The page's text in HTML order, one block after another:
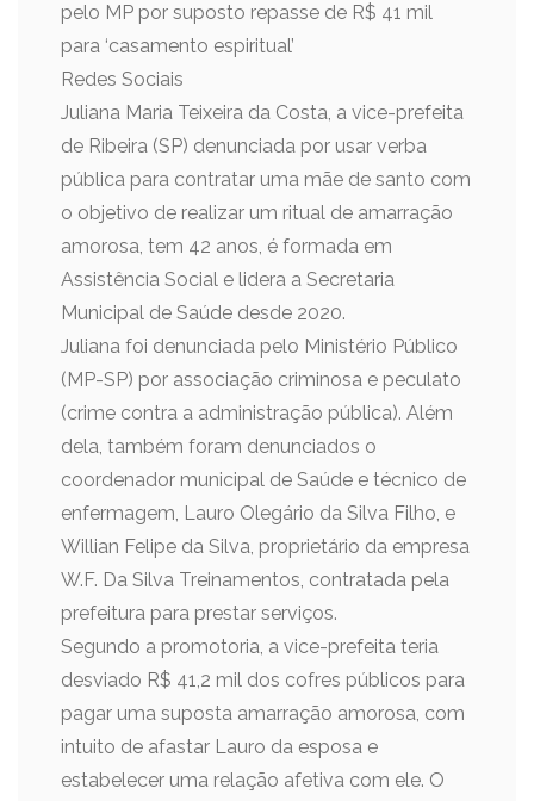
pelo MP por suposto repasse de R$ 41 mil
para ‘casamento espiritual’
Redes Sociais
Juliana Maria Teixeira da Costa, a vice-prefeita
de Ribeira (SP) denunciada por usar verba
pública para contratar uma mãe de santo com
o objetivo de realizar um ritual de amarração
amorosa, tem 42 anos, é formada em
Assistência Social e lidera a Secretaria
Municipal de Saúde desde 2020.
Juliana foi denunciada pelo Ministério Público
(MP-SP) por associação criminosa e peculato
(crime contra a administração pública). Além
dela, também foram denunciados o
coordenador municipal de Saúde e técnico de
enfermagem, Lauro Olegário da Silva Filho, e
Willian Felipe da Silva, proprietário da empresa
W.F. Da Silva Treinamentos, contratada pela
prefeitura para prestar serviços.
Segundo a promotoria, a vice-prefeita teria
desviado R$ 41,2 mil dos cofres públicos para
pagar uma suposta amarração amorosa, com
intuito de afastar Lauro da esposa e
estabelecer uma relação afetiva com ele. O